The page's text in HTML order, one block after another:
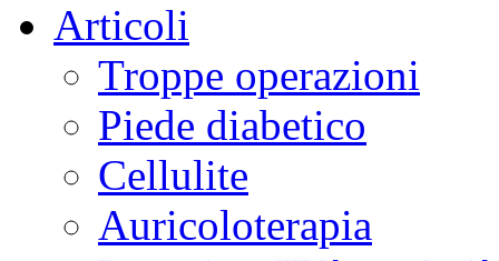
Articoli
Troppe operazioni
Piede diabetico
Cellulite
Auricoloterapia